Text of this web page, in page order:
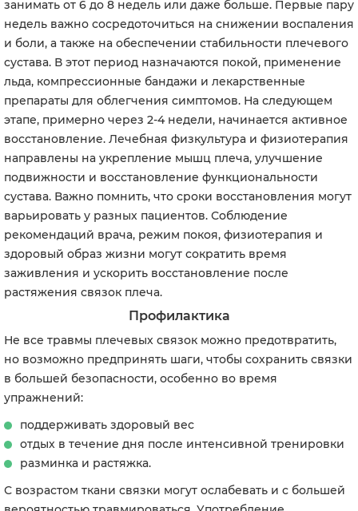
занимать от 6 до 8 недель или даже больше. Первые пару
недель важно сосредоточиться на снижении воспаления
и боли, а также на обеспечении стабильности плечевого
сустава. В этот период назначаются покой, применение
льда, компрессионные бандажи и лекарственные
препараты для облегчения симптомов. На следующем
этапе, примерно через 2-4 недели, начинается активное
восстановление. Лечебная физкультура и физиотерапия
направлены на укрепление мышц плеча, улучшение
подвижности и восстановление функциональности
сустава. Важно помнить, что сроки восстановления могут
варьировать у разных пациентов. Соблюдение
рекомендаций врача, режим покоя, физиотерапия и
здоровый образ жизни могут сократить время
заживления и ускорить восстановление после
растяжения связок плеча.
Профилактика
Не все травмы плечевых связок можно предотвратить,
но возможно предпринять шаги, чтобы сохранить связки
в большей безопасности, особенно во время
упражнений:
поддерживать здоровый вес
отдых в течение дня после интенсивной тренировки
разминка и растяжка.
С возрастом ткани связки могут ослабевать и с большей